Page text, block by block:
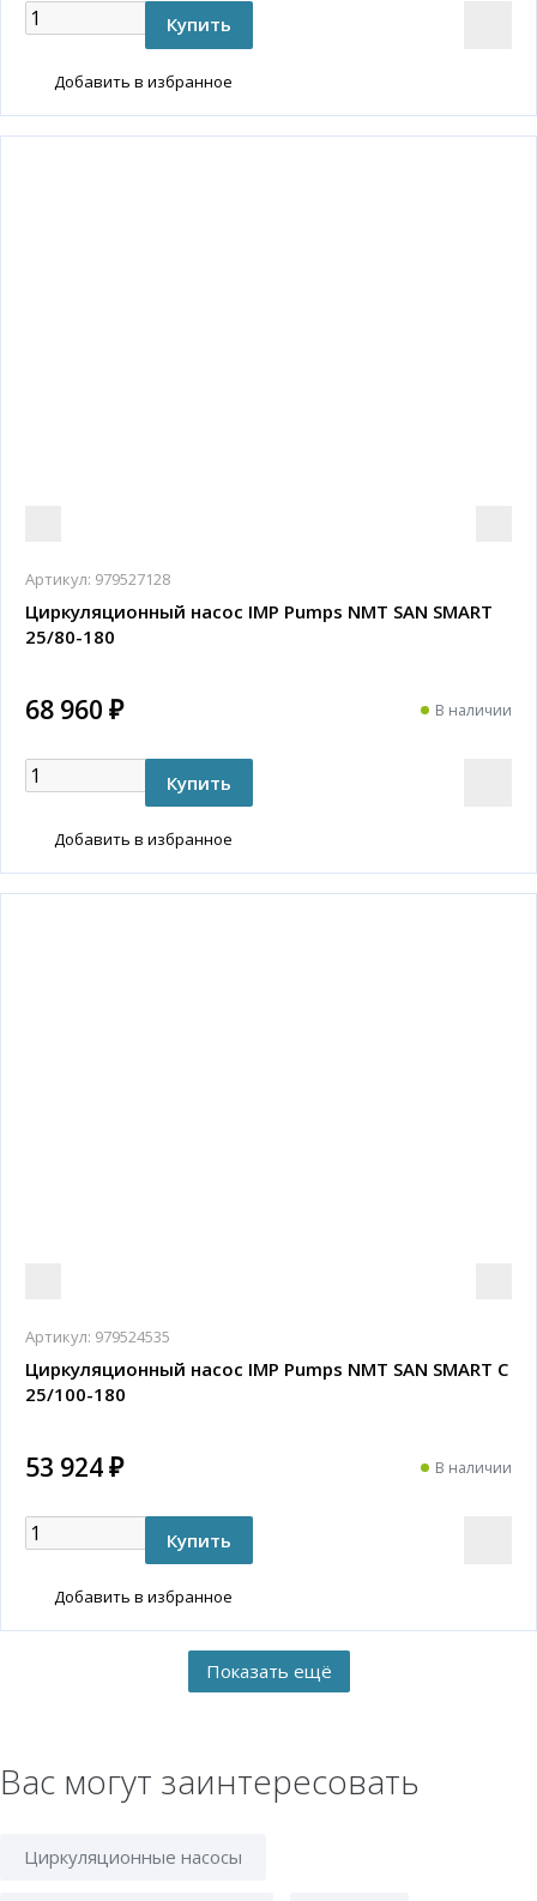
Добавить в избранное
Артикул: 979527128
Циркуляционный насос IMP Pumps NMT SAN SMART
25/80-180
68 960 ₽ В наличии
Добавить в избранное
Артикул: 979524535
Циркуляционный насос IMP Pumps NMT SAN SMART C
25/100-180
53 924 ₽ В наличии
Добавить в избранное
Вас могут заинтересовать
Циркуляционные насосы